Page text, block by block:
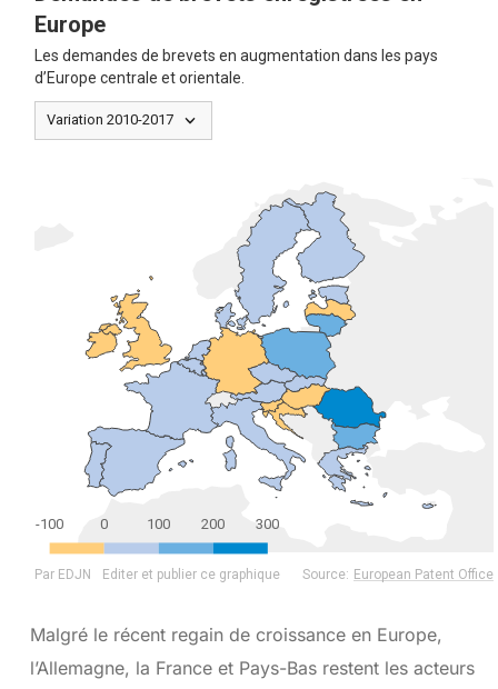
Malgré le récent regain de croissance en Europe,
l’Allemagne, la France et Pays-Bas restent les acteurs